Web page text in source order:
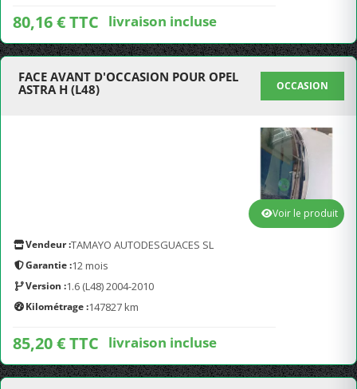
80,16 € TTC livraison incluse
FACE AVANT D'OCCASION POUR OPEL
ASTRA H (L48)
OCCASION
Vendeur :TAMAYO AUTODESGUACES SL
Garantie :12 mois
Version :1.6 (L48) 2004-2010
Kilométrage :147827 km
85,20 € TTC livraison incluse
Voir le produit